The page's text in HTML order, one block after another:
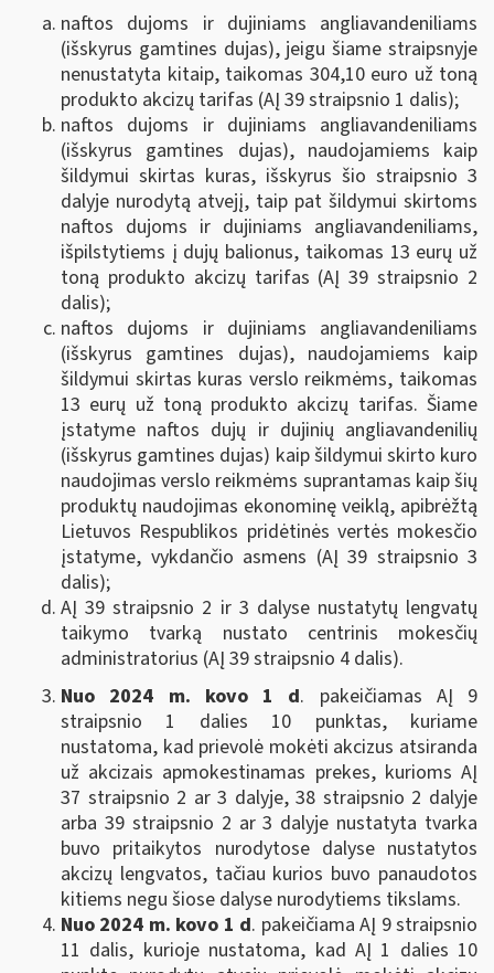
naftos dujoms ir dujiniams angliavandeniliams
(išskyrus gamtines dujas), jeigu šiame straipsnyje
nenustatyta kitaip, taikomas 304,10 euro už toną
produkto akcizų tarifas (AĮ 39 straipsnio 1 dalis);
naftos dujoms ir dujiniams angliavandeniliams
(išskyrus gamtines dujas), naudojamiems kaip
šildymui skirtas kuras, išskyrus šio straipsnio 3
dalyje nurodytą atvejį, taip pat šildymui skirtoms
naftos dujoms ir dujiniams angliavandeniliams,
išpilstytiems į dujų balionus, taikomas 13 eurų už
toną produkto akcizų tarifas (AĮ 39 straipsnio 2
dalis);
naftos dujoms ir dujiniams angliavandeniliams
(išskyrus gamtines dujas), naudojamiems kaip
šildymui skirtas kuras verslo reikmėms, taikomas
13 eurų už toną produkto akcizų tarifas. Šiame
įstatyme naftos dujų ir dujinių angliavandenilių
(išskyrus gamtines dujas) kaip šildymui skirto kuro
naudojimas verslo reikmėms suprantamas kaip šių
produktų naudojimas ekonominę veiklą, apibrėžtą
Lietuvos Respublikos pridėtinės vertės mokesčio
įstatyme, vykdančio asmens (AĮ 39 straipsnio 3
dalis);
AĮ 39 straipsnio 2 ir 3 dalyse nustatytų lengvatų
taikymo tvarką nustato centrinis mokesčių
administratorius (AĮ 39 straipsnio 4 dalis).
Nuo 2024 m. kovo 1 d. pakeičiamas AĮ 9
straipsnio 1 dalies 10 punktas, kuriame
nustatoma, kad prievolė mokėti akcizus atsiranda
už akcizais apmokestinamas prekes, kurioms AĮ
37 straipsnio 2 ar 3 dalyje, 38 straipsnio 2 dalyje
arba 39 straipsnio 2 ar 3 dalyje nustatyta tvarka
buvo pritaikytos nurodytose dalyse nustatytos
akcizų lengvatos, tačiau kurios buvo panaudotos
kitiems negu šiose dalyse nurodytiems tikslams.
Nuo 2024 m. kovo 1 d. pakeičiama AĮ 9 straipsnio
11 dalis, kurioje nustatoma, kad AĮ 1 dalies 10